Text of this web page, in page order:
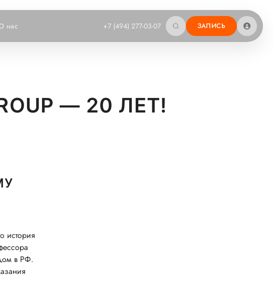
нас +7 (494) 277-03-07 ЗАПИСЬ
— 20 ЛЕТ!
история
в РФ.